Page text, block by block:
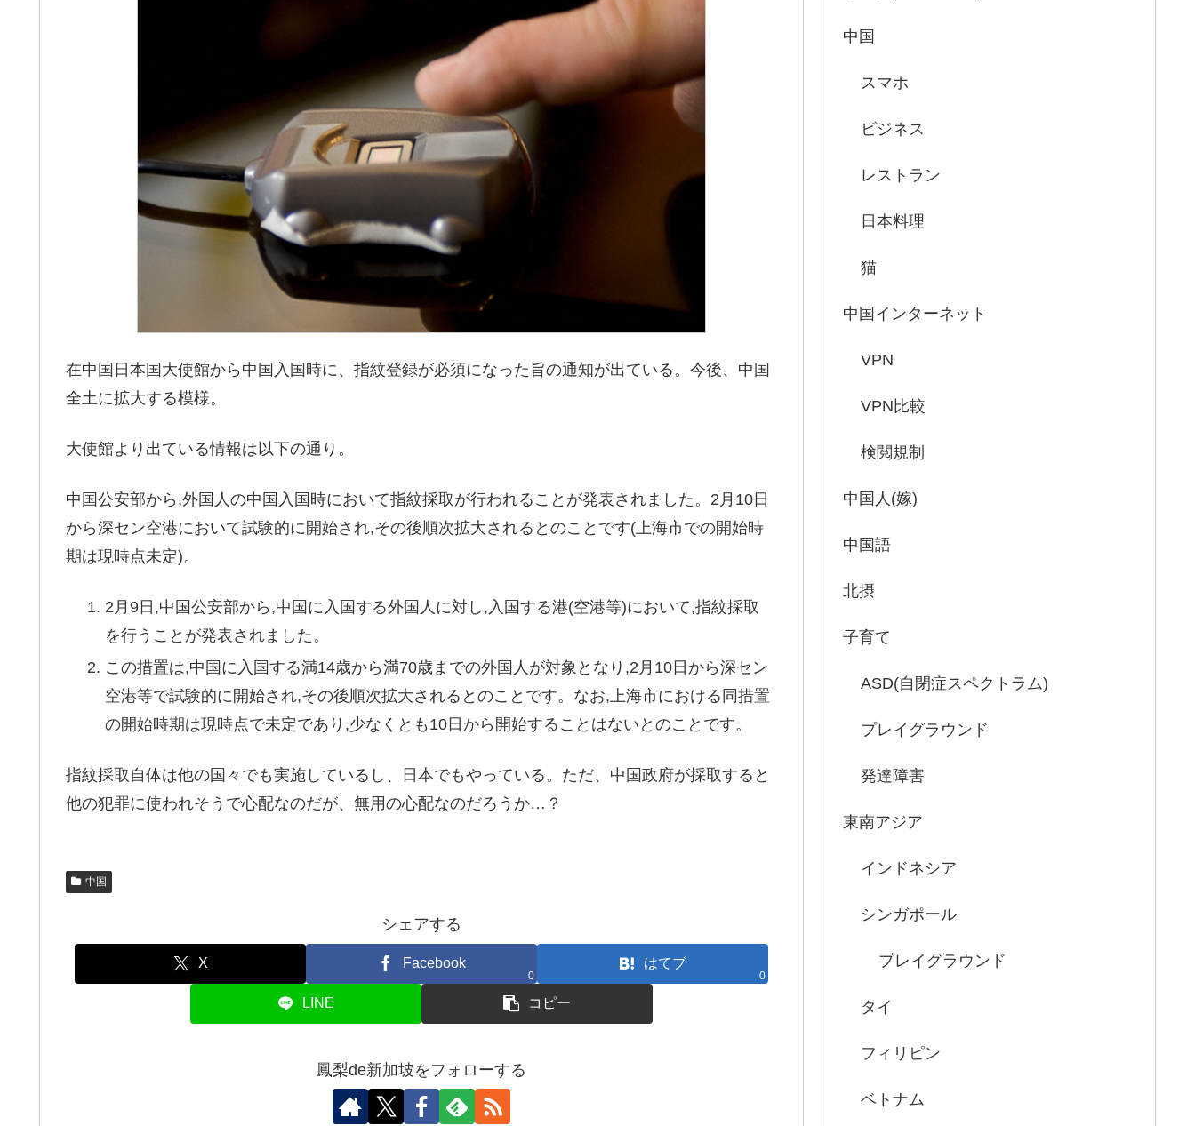
在中国日本国大使館から中国入国時に、指紋登録が必須になった旨の通知が出ている。今後、中国
全土に拡大する模様。
大使館より出ている情報は以下の通り。
中国公安部から,外国人の中国入国時において指紋採取が行われることが発表されました。2月10日
から深セン空港において試験的に開始され,その後順次拡大されるとのことです(上海市での開始時
期は現時点未定)。
2月9日,中国公安部から,中国に入国する外国人に対し,入国する港(空港等)において,指紋採取
を行うことが発表されました。
この措置は,中国に入国する満14歳から満70歳までの外国人が対象となり,2月10日から深セン
空港等で試験的に開始され,その後順次拡大されるとのことです。なお,上海市における同措置
の開始時期は現時点で未定であり,少なくとも10日から開始することはないとのことです。
指紋採取自体は他の国々でも実施しているし、日本でもやっている。ただ、中国政府が採取すると
他の犯罪に使われそうで心配なのだが、無用の心配なのだろうか…？
中国
シェアする
X Facebook
0
はてブ
0
LINE コピー
鳳梨de新加坡をフォローする
中国
スマホ
ビジネス
レストラン
日本料理
猫
中国インターネット
VPN
VPN比較
検閲規制
中国人(嫁)
中国語
北摂
子育て
ASD(自閉症スペクトラム)
プレイグラウンド
発達障害
東南アジア
インドネシア
シンガポール
プレイグラウンド
タイ
フィリピン
ベトナム